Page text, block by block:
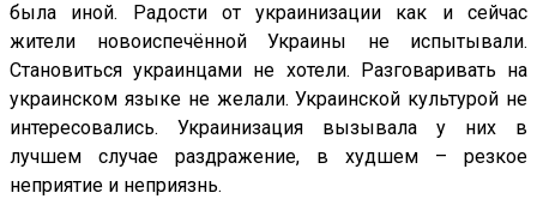
была иной. Радости от украинизации как и сейчас
жители новоиспечённой Украины не испытывали.
Становиться украинцами не хотели. Разговаривать на
украинском языке не желали. Украинской культурой не
интересовались. Украинизация вызывала у них в
лучшем случае раздражение, в худшем – резкое
неприятие и неприязнь.